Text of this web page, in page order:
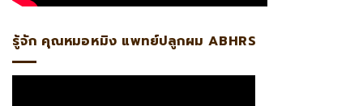
รู้จัก คุณหมอหมิง แพทย์ปลูกผม ABHRS